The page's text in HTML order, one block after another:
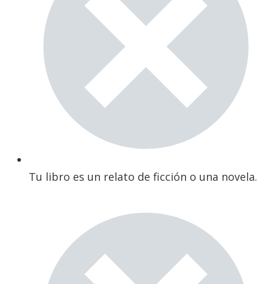
Tu libro es un relato de ficción o una novela.